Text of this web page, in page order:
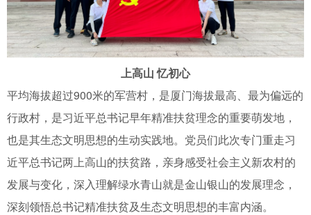
上高山 忆初心
平均海拔超过900米的军营村，是厦门海拔最高、最为偏远的
行政村，是习近平总书记早年精准扶贫理念的重要萌发地，
也是其生态文明思想的生动实践地。党员们此次专门重走习
近平总书记两上高山的扶贫路，亲身感受社会主义新农村的
发展与变化，深入理解绿水青山就是金山银山的发展理念，
深刻领悟总书记精准扶贫及生态文明思想的丰富内涵。